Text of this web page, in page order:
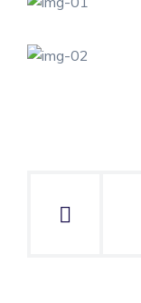
entradas